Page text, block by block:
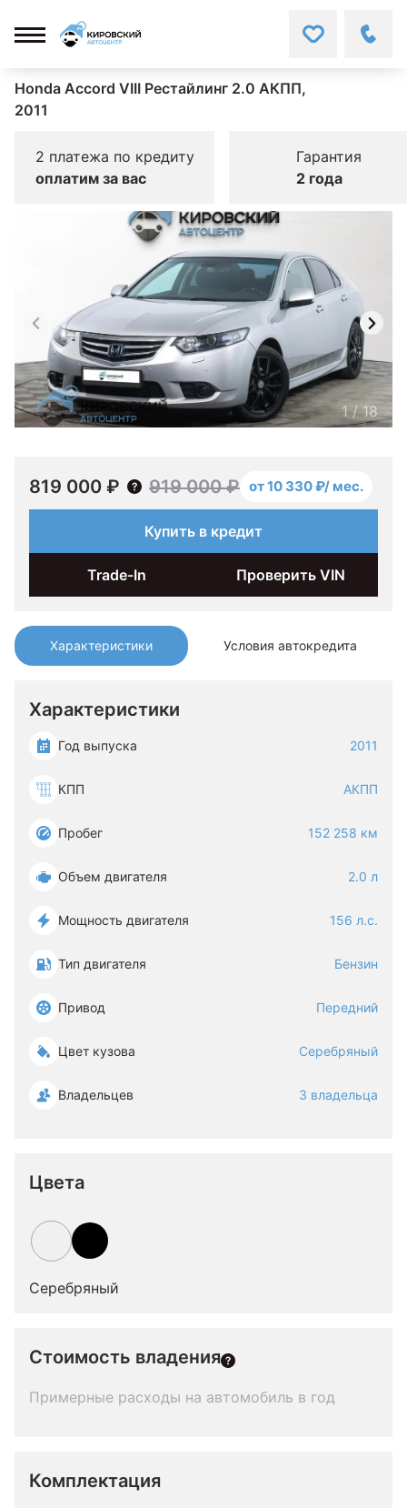
Honda Accord VIII Рестайлинг 2.0 АКПП,
2011
2 платежа по кредиту
оплатим за вас
Гарантия
2 года
Характеристики Условия автокредита
Характеристики
Год выпуска 2011
КПП АКПП
Пробег 152 258 км
Объем двигателя 2.0 л
Мощность двигателя 156 л.с.
Тип двигателя Бензин
Привод Передний
Цвет кузова Серебряный
Владельцев 3 владельца
Цвета
Серебряный
Стоимость владения
Примерные расходы на автомобиль в год
Комплектация
1/18
819 000 ₽ 919 000 ₽ от 10 330 ₽/ мес.
Купить в кредит
Trade-In Проверить VIN